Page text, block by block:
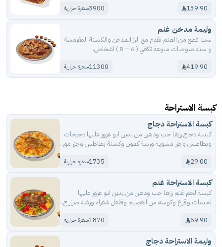
139.90
3900سعرة حرارية
وليمة مدخن غنم
ست قطع من الغنم تقدم مع الرز المدخن والكشنة المقرمشة
و ستة صوصات منوعة تكفي ( 6 – 8 ) اشخاص..
419.90
11300سعرة حرارية
كبسة الاستراحة
كبسة الاستراحة دجاج
كبسة دجاج رزها حب ودهن من يدين ابو عزوز عليها دجيجات
وبطاطس وجزر مشويه ورشة كمون وكشنة بطاطس وجزر مق..
29.00
1735سعرة حرارية
كبسة الاستراحة غنم
كبسة لحم غنم رزها حب ودهن من يدين ابو عزوز عليها
لحيمات وقرع وكوسه من القصيم وفلفل شقراء ورشة صرار ح..
69.90
1870سعرة حرارية
وليمة الاستراحة دجاج